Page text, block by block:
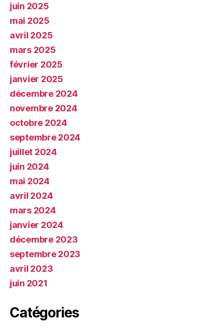
juin 2025
mai 2025
avril 2025
mars 2025
février 2025
janvier 2025
décembre 2024
novembre 2024
octobre 2024
septembre 2024
juillet 2024
juin 2024
mai 2024
avril 2024
mars 2024
janvier 2024
décembre 2023
septembre 2023
avril 2023
juin 2021
Catégories